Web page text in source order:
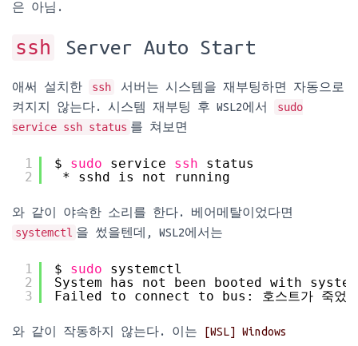
은 아님.
ssh Server Auto Start
애써 설치한 ssh
서버는 시스템을 재부팅하면 자동으로
켜지지 않는다. 시스템 재부팅 후 WSL2에서
sudo
service ssh status 를 쳐보면
1
2
$ sudo service ssh
status
* sshd is not running
와 같이 야속한 소리를 한다. 베어메탈이었다면
systemctl 을 썼을텐데, WSL2에서는
1
2
3
$ sudo
systemctl
System has not been booted with
Failed to connect to bus: 호스트가 죽었습
와 같이 작동하지 않는다. 이는
[WSL] Windows